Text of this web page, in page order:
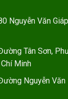
Nguyễn Văn
Tân Sơn,
Minh
Nguyễn Văn